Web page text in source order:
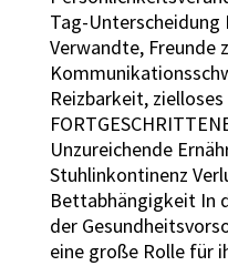
Tag-Unterscheidung
Verwandte, Freunde
Reizbarkeit,
Unzureichende
Stuhlinkontinenz
Bettabhängigkeit In
der
eine große Rolle für